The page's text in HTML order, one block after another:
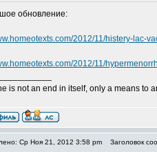
обновление:
2012/11/histery-lac-
2012/11/
is not an end in itself, only a means to
Ср Ноя 21, 2012 3:58 pm Заголовок